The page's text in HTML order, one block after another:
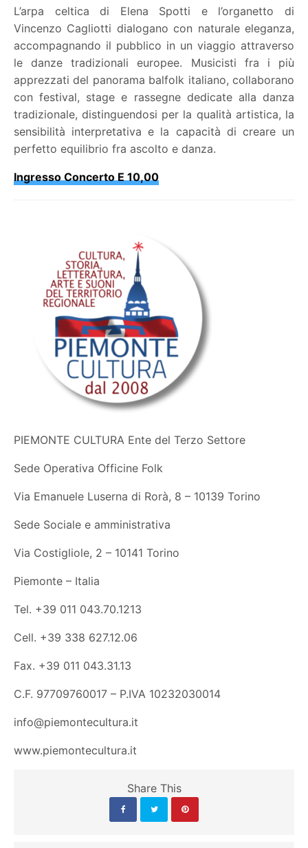
L’arpa celtica di Elena Spotti e l’organetto di
Vincenzo Cagliotti dialogano con naturale eleganza,
accompagnando il pubblico in un viaggio attraverso
le danze tradizionali europee. Musicisti fra i più
apprezzati del panorama balfolk italiano, collaborano
con festival, stage e rassegne dedicate alla danza
tradizionale, distinguendosi per la qualità artistica, la
sensibilità interpretativa e la capacità di creare un
perfetto equilibrio fra ascolto e danza.
Ingresso Concerto E 10,00
PIEMONTE CULTURA Ente del Terzo Settore
Sede Operativa Officine Folk
Via Emanuele Luserna di Rorà, 8 – 10139 Torino
Sede Sociale e amministrativa
Via Costigliole, 2 – 10141 Torino
Piemonte – Italia
Tel. +39 011 043.70.1213
Cell. +39 338 627.12.06
Fax. +39 011 043.31.13
C.F. 97709760017 – P.IVA 10232030014
info@piemontecultura.it
www.piemontecultura.it
Share This